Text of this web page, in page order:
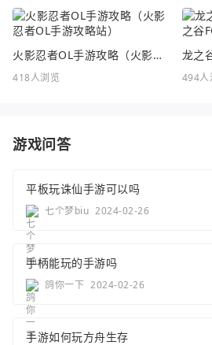
火影忍者OL手游攻略（火影忍者OL手游攻略站）
418人浏览 494人
游戏问答
平板玩诛仙手游可以吗
七个梦biu 2024-02-26
手柄能玩的手游吗
鸽你一下 2024-02-26
手游如何玩方舟生存